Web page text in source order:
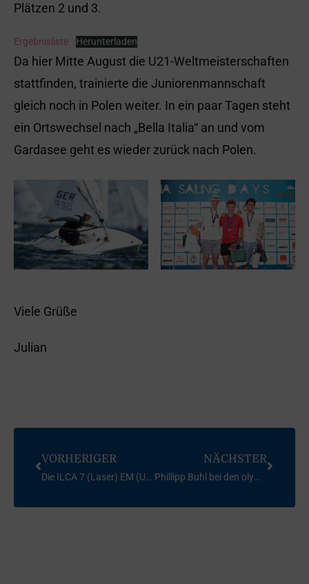
Plätzen 2 und 3.
Ergebnisliste Herunterladen
Da hier Mitte August die U21-Weltmeisterschaften
stattfinden, trainierte die Juniorenmannschaft
gleich noch in Polen weiter. In ein paar Tagen steht
ein Ortswechsel nach „Bella Italia“ an und vom
Gardasee geht es wieder zurück nach Polen.
Viele Grüße
Julian
VORHERIGER
Die ILCA 7 (Laser) EM (U21) aus der Sicht von Julian
NÄCHSTER
Phillipp Buhl bei den olympischen Spielen in Tokio